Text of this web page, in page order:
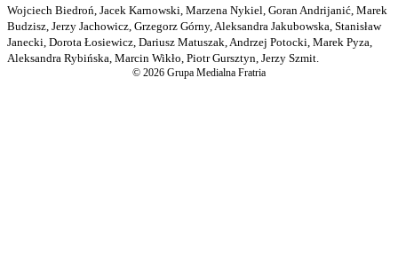
Wojciech Biedroń, Jacek Karnowski, Marzena Nykiel, Goran Andrijanić, Marek
Budzisz, Jerzy Jachowicz, Grzegorz Górny, Aleksandra Jakubowska, Stanisław
Janecki, Dorota Łosiewicz, Dariusz Matuszak, Andrzej Potocki, Marek Pyza,
Aleksandra Rybińska, Marcin Wikło, Piotr Gursztyn, Jerzy Szmit.
© 2026 Grupa Medialna Fratria